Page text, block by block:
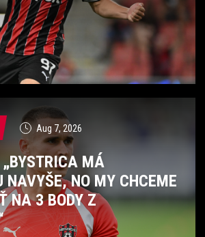
Aug 7, 2026
MÁ
NAVYŠE, NO MY CHCEME
NA 3 BODY Z